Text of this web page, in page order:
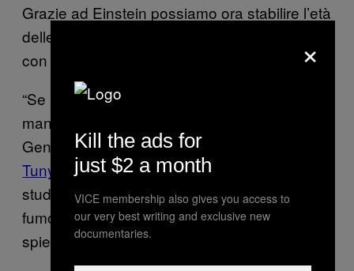
Grazie ad Einstein possiamo ora stabilire l’età
delle stelle e determinare la nostra posizione
con il GPS.
“Se la singolarità nuda dovesse esistere,
manderebbe in frantumi la Relatività
Generale,” ha dichiaratoSran
Tunyasuvunakool, che ha preso parte allo
studio. “E se la Relatività Generale va in
fumo, non abbiamo più delle teorie ingrado di
spiegare l’Universo.”
×
Kill the ads for
just $2 a month
VICE membership also gives you access to
our very best writing and exclusive new
documentaries.